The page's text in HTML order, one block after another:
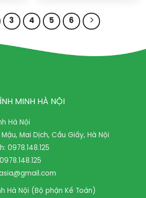
3 4 5 6
MINH HÀ NỘI
Hà Nội
Mậu, Mai Dịch, Cầu Giấy, Hà Nội
0978.148.125
0978.148.125
Hà Nội (Bộ phận Kế Toán)